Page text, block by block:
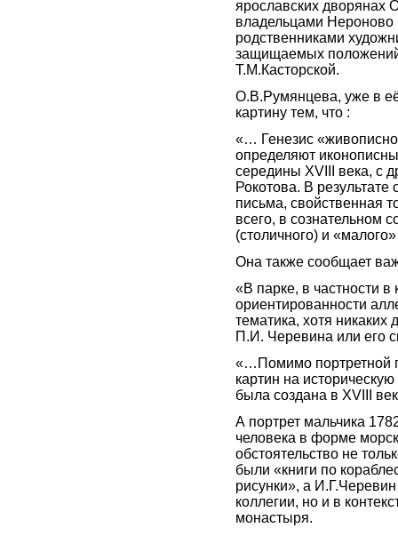
ярославских дворянах
владельцами
родственниками
защищаемых
Т.М.Касторской.
О.В.Румянцева, уже в
картину тем, что :
«… Генезис
определяют
середины XVIII века, с
Рокотова. В
письма, свойственная
всего, в сознательном
(столичного) и
Она также сообщает
«В парке, в частности
ориентированности
тематика, хотя никаких
П.И. Черевина или его
«…Помимо портретной
картин на
была создана в XVIII
А портрет мальчика
человека в форме
обстоятельство не
были «книги по
рисунки», а
коллегии, но и в
монастыря.